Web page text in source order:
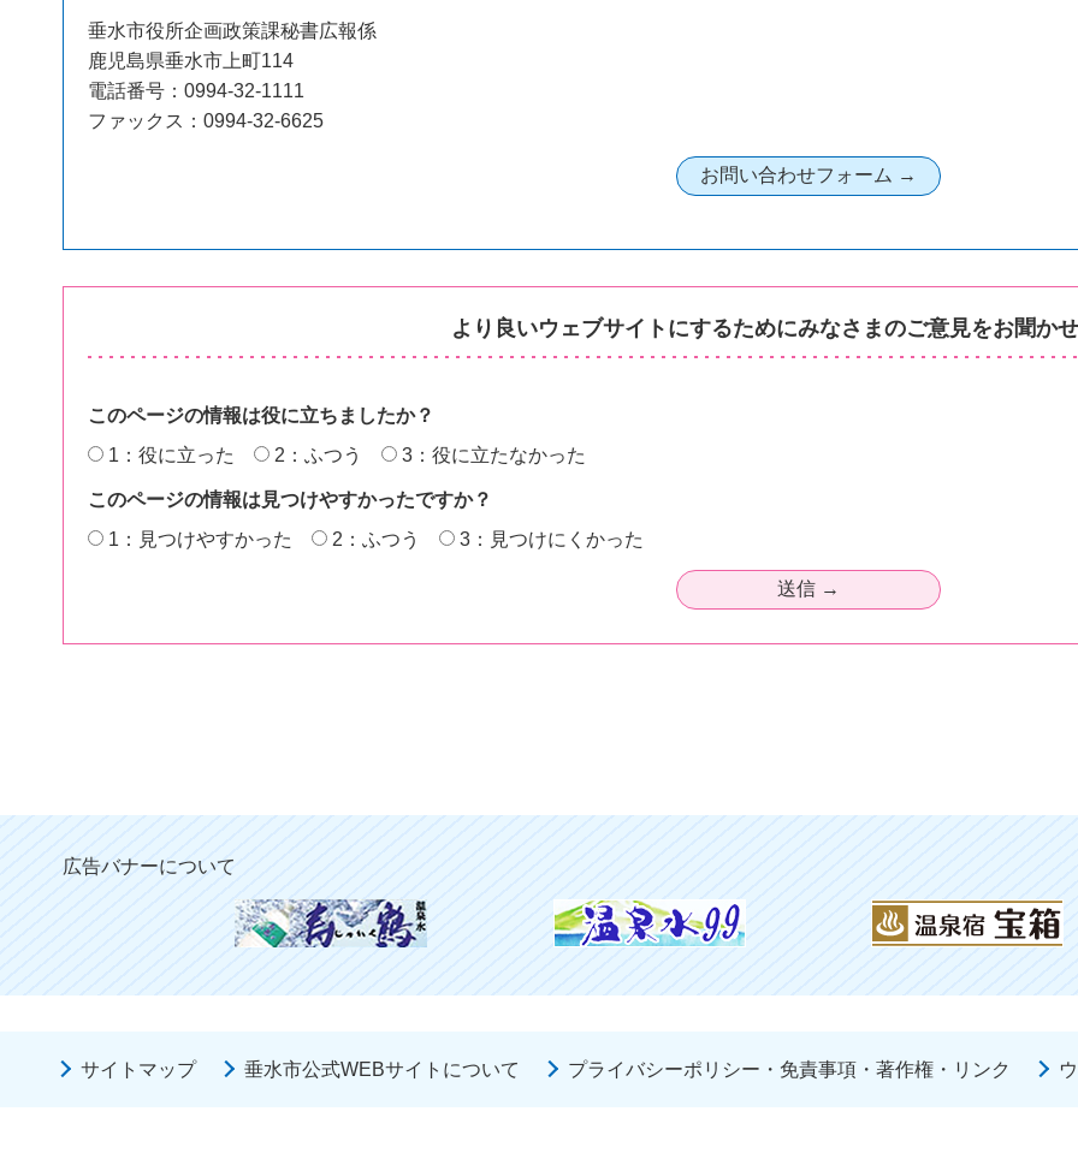
垂水市役所企画政策課秘書広報係
鹿児島県垂水市上町114
電話番号：0994-32-1111
ファックス：0994-32-6625
より良いウェブサイトにするためにみなさまのご意見をお聞か
このページの情報は役に立ちましたか？
1：役に立った
2：ふつう 3：役に立たなかった
このページの情報は見つけやすかったですか？
1：見つけやすかった
2：ふつう 3：見つけにくかった
広告バナーについて
サイトマップ 垂水市公式WEBサイトについて プライバシーポリシー・免責事項・著作権・リンク